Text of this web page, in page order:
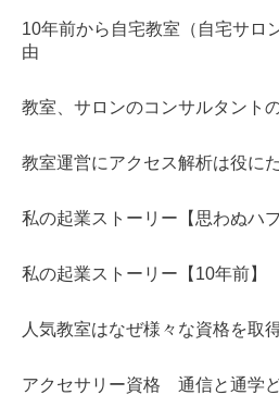
10年前から自宅教室（自宅サロ
由
教室、サロンのコンサルタント
教室運営にアクセス解析は役に
私の起業ストーリー【思わぬハ
私の起業ストーリー【10年前】
人気教室はなぜ様々な資格を取
アクセサリー資格 通信と通学